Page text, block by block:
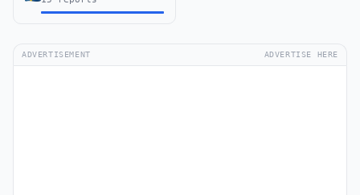
ADVERTISEMENT ADVERTISE HERE